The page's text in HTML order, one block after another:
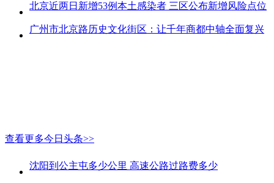
北京近两日新增53例本土感染者 三区公布新增风险点位
广州市北京路历史文化街区：让千年商都中轴全面复兴
查看更多今日头条>>
沈阳到公主屯多少公里 高速公路过路费多少